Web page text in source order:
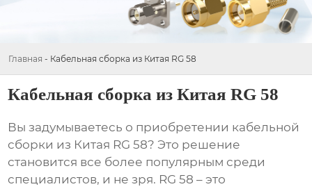
Главная - Кабельная сборка из Китая RG 58
Кабельная сборка из Китая RG 58
Вы задумываетесь о приобретении кабельной
сборки из Китая RG 58? Это решение
становится все более популярным среди
специалистов, и не зря. RG 58 – это